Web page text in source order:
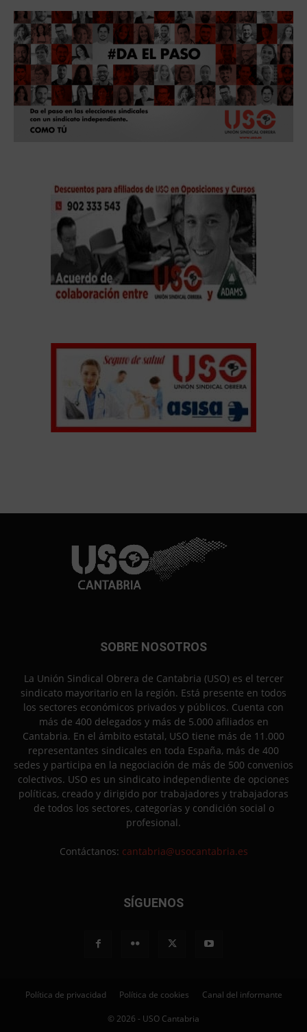
SOBRE NOSOTROS
La Unión Sindical Obrera de Cantabria (USO) es el tercer
sindicato mayoritario en la región. Está presente en todos
los sectores económicos privados y públicos. Cuenta con
más de 400 delegados y más de 5.000 afiliados en
Cantabria. En el ámbito estatal, USO tiene más de 11.000
representantes sindicales en toda España, más de 400
sedes y participa en la negociación de más de 500 convenios
colectivos. USO es un sindicato independiente de opciones
políticas, creado y dirigido por trabajadores y trabajadoras
de todos los sectores, categorías y condición social o
profesional.
Contáctanos: cantabria@usocantabria.es
SÍGUENOS
Política de privacidad Política de cookies Canal del informante
© 2026 - USO Cantabria